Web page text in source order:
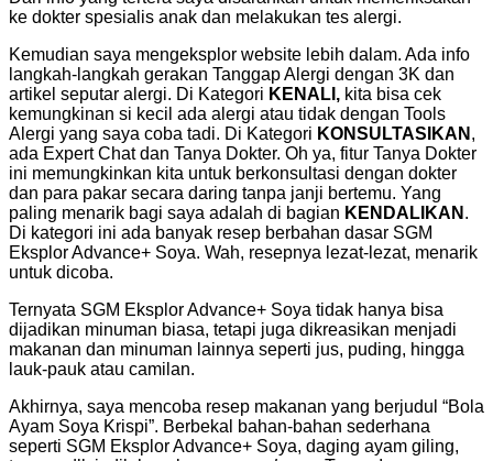
ke dokter spesialis anak dan melakukan tes alergi.
Kemudian saya mengeksplor website lebih dalam. Ada info
langkah-langkah gerakan Tanggap Alergi dengan 3K dan
artikel seputar alergi. Di Kategori KENALI, kita bisa cek
kemungkinan si kecil ada alergi atau tidak dengan Tools
Alergi yang saya coba tadi. Di Kategori KONSULTASIKAN ,
ada Expert Chat dan Tanya Dokter. Oh ya, fitur Tanya Dokter
ini memungkinkan kita untuk berkonsultasi dengan dokter
dan para pakar secara daring tanpa janji bertemu. Yang
paling menarik bagi saya adalah di bagian KENDALIKAN .
Di kategori ini ada banyak resep berbahan dasar SGM
Eksplor Advance+ Soya. Wah, resepnya lezat-lezat, menarik
untuk dicoba.
Ternyata SGM Eksplor Advance+ Soya tidak hanya bisa
dijadikan minuman biasa, tetapi juga dikreasikan menjadi
makanan dan minuman lainnya seperti jus, puding, hingga
lauk-pauk atau camilan.
Akhirnya, saya mencoba resep makanan yang berjudul “Bola
Ayam Soya Krispi”. Berbekal bahan-bahan sederhana
seperti SGM Eksplor Advance+ Soya, daging ayam giling,